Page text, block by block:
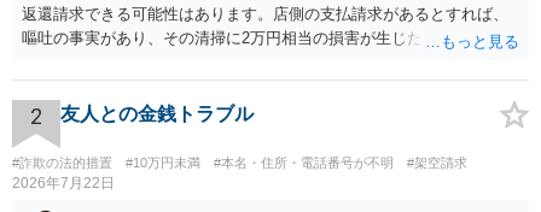
返還請求できる可能性はあります。店側の支払請求があるとすれば、
嘔吐の事実があり、その清掃に2万円相当の損害が生じた場合です。ご
2 友人との金銭トラブル
#詐欺の法的措置 #10万円未満 #本名・住所・電話番号が不明 #架空請求
2026年7月22日